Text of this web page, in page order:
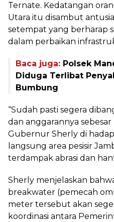
Ternate. Kedatangan
Utara itu disambut
setempat yang berharap
dalam perbaikan
Baca juga: Polsek
Diduga Terlibat
Bumbung
“Sudah pasti segera
dan anggarannya sebesar
Gubernur Sherly di
langsung area pesisir
terdampak abrasi dan
Sherly menjelaskan
breakwater (pemecah
meter tersebut akan
koordinasi antara